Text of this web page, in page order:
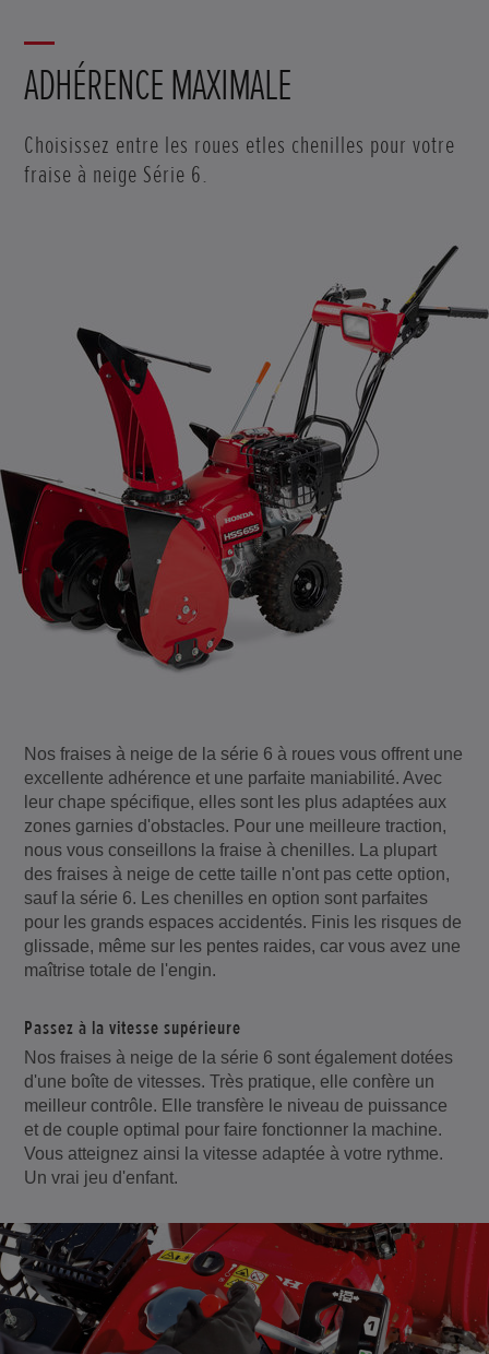
ADHÉRENCE MAXIMALE
Choisissez entre les roues etles chenilles pour votre
fraise à neige Série 6.
Nos fraises à neige de la série 6 à roues vous offrent une
excellente adhérence et une parfaite maniabilité. Avec
leur chape spécifique, elles sont les plus adaptées aux
zones garnies d'obstacles. Pour une meilleure traction,
nous vous conseillons la fraise à chenilles. La plupart
des fraises à neige de cette taille n'ont pas cette option,
sauf la série 6. Les chenilles en option sont parfaites
pour les grands espaces accidentés. Finis les risques de
glissade, même sur les pentes raides, car vous avez une
maîtrise totale de l'engin.
Passez à la vitesse supérieure
Nos fraises à neige de la série 6 sont également dotées
d'une boîte de vitesses. Très pratique, elle confère un
meilleur contrôle. Elle transfère le niveau de puissance
et de couple optimal pour faire fonctionner la machine.
Vous atteignez ainsi la vitesse adaptée à votre rythme.
Un vrai jeu d'enfant.